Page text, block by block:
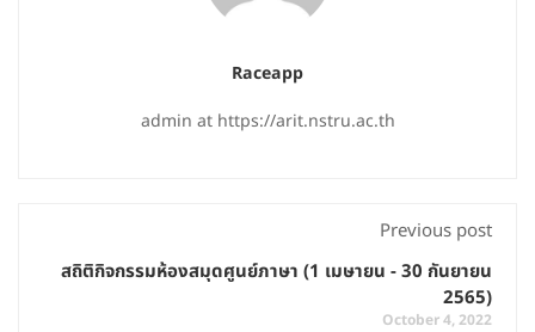
Raceapp
admin at https://arit.nstru.ac.th
Previous post
สถิติกิจกรรมห้องสมุดศูนย์ภาษา (1 เมษายน - 30 กันยายน
2565)
October 4, 2022